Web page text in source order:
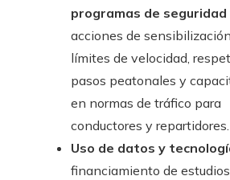
programas de seguridad
acciones de
límites de velocidad,
pasos peatonales y
en normas de tráfico para
conductores y repartidores.
Uso de datos y
financiamiento de